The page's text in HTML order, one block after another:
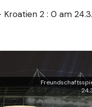
2 : 0 am